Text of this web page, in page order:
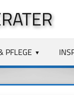
PFLEGE